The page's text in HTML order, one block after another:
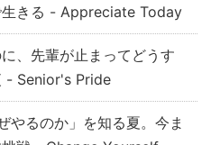
生きる - Appreciate Today
、先輩が止まってどうす
- Senior's Pride
やるのか」を知る夏。今ま